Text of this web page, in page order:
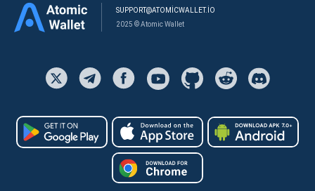
SUPPORT@ATOMICWALLET.IO
2025 © Atomic Wallet